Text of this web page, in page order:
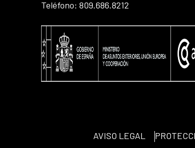
Teléfono: 809.686.8212
AVISO LEGAL